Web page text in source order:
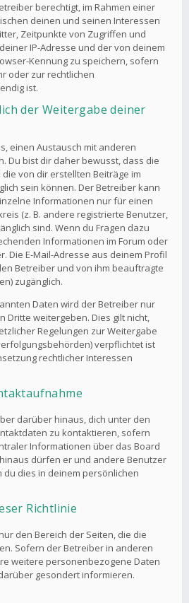
berechtigt, im Rahmen einer
deinen und seinen Interessen
Zeitpunkte von Zugriffen und
IP-Adresse und der von deinem
Kennung zu speichern, sofern
oder zur rechtlichen
ist.
der Weitergabe deiner
einen Austausch mit anderen
Du bist dir daher bewusst, dass die
von dir erstellten Beiträge im
sein können. Der Betreiber kann
Informationen nur für einen
(z. B. andere registrierte Benutzer,
sind. Wenn du Fragen dazu
Informationen im Forum oder
Die E-Mail-Adresse aus deinem Profil
Betreiber und von ihm beauftragte
zugänglich.
Daten wird der Betreiber nur
Dritte weitergeben. Dies gilt nicht,
Regelungen zur Weitergabe
verpflichtet ist
rechtlicher Interessen
darüber hinaus, dich unter den
zu kontaktieren, sofern
Informationen über das Board
dürfen er und andere Benutzer
dies in deinem persönlichen
Richtlinie
den Bereich der Seiten, die die
Sofern der Betreiber in anderen
weitere personenbezogene Daten
gesondert informieren.